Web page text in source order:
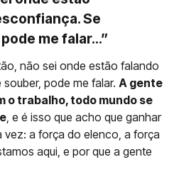
Se
me falar...”
não sei onde estão falando
pode me falar. A gente
o trabalho, todo mundo se
, e é isso que acho que ganhar
vez: a força do elenco, a força
aqui, e por que a gente